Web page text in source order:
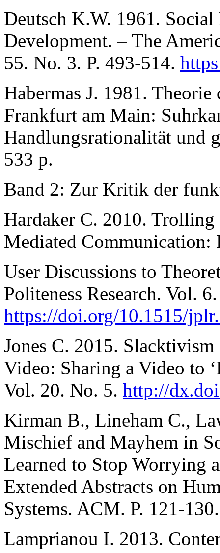
Deutsch K.W. 1961.
Development. – The
55. No. 3. P. 493-514.
Habermas J. 1981.
Frankfurt am Main:
Handlungsrationalität und
533 p.
Band 2: Zur Kritik der
Hardaker C. 2010.
Mediated Communication:
User Discussions to
Politeness Research. Vol.
https://doi.org/10.1515/
Jones C. 2015.
Video: Sharing a Video to
Vol. 20. No. 5. http://
Kirman B., Lineham C.,
Mischief and Mayhem in
Learned to Stop Worrying
Extended Abstracts on
Systems. ACM. P. 121-130.
Lamprianou I. 2013.